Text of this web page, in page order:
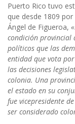
Puerto Rico tuvo
que desde 1809
Ángel de Figueroa,
condición provincial
políticos que las
entidad que vota
las decisiones
colonia. Una
el estado en su
fue vicepresidente
ser considerado